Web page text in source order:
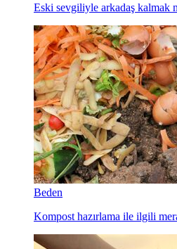
Eski sevgiliyle arkadaş kalmak
Beden
Kompost hazırlama ile ilgili